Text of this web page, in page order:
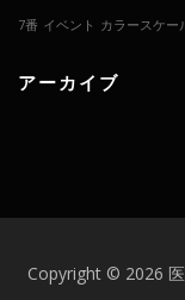
7番 イベント カラースケー
アーカイブ
Copyright © 2026